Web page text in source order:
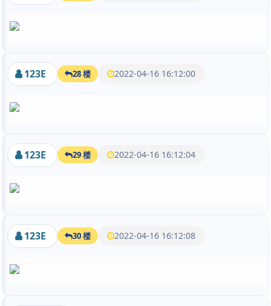
123E 28 楼 2022-04-16 16:12:00
123E 29 楼 2022-04-16 16:12:04
123E 30 楼 2022-04-16 16:12:08